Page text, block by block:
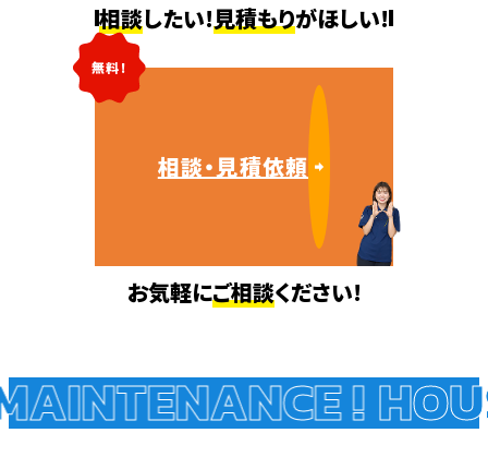
相談したい!見積もりがほしい!
無料!
相談・見積依頼
お気軽にご相談ください!
!